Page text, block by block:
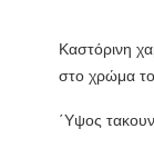
Καστόρινη
στο χρώμα
΄Υψος